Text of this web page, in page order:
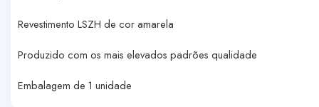
Revestimento LSZH de cor amarela
Produzido com os mais elevados padrões qualidade
Embalagem de 1 unidade